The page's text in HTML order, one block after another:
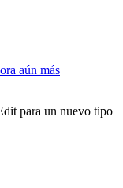
aún más
para un nuevo tipo